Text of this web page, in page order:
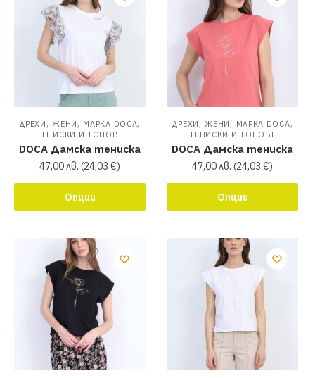
ДРЕХИ , ЖЕНИ , МАРКА DOCA,
ТЕНИСКИ И ТОПОВЕ
DOCA Дамска тениска
47,00лв. (24,03€)
Опции
ДРЕХИ , ЖЕНИ , МАРКА DOCA,
ТЕНИСКИ И ТОПОВЕ
DOCA Дамска тениска
47,00лв. (24,03€)
Опции